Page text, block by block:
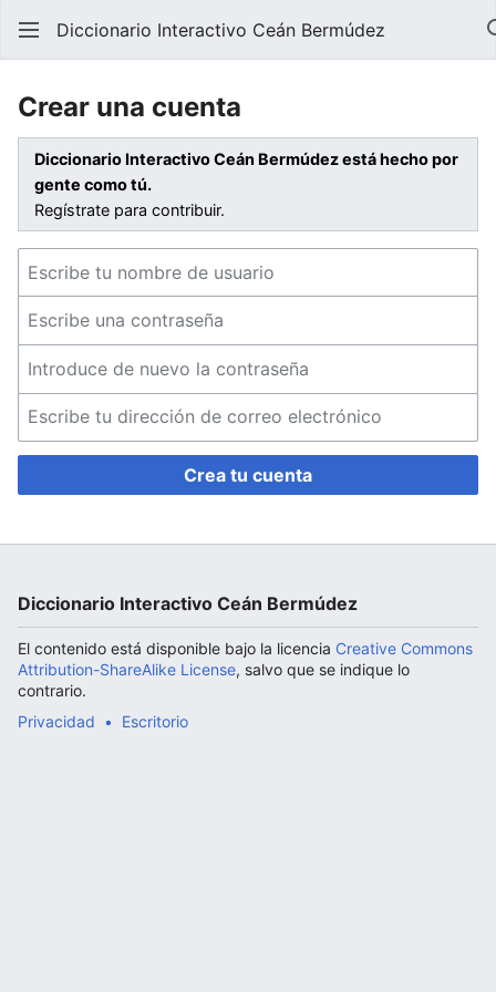
Abrir menú principal
Diccionario Interactivo Ceán Bermúdez
Crear una cuenta
Diccionario Interactivo Ceán Bermúdez está hecho por
gente como tú.
Regístrate para contribuir.
Crea tu cuenta
Diccionario Interactivo Ceán Bermúdez
El contenido está disponible bajo la licencia Creative Commons
Attribution-ShareAlike License, salvo que se indique lo
contrario.
Privacidad
Escritorio